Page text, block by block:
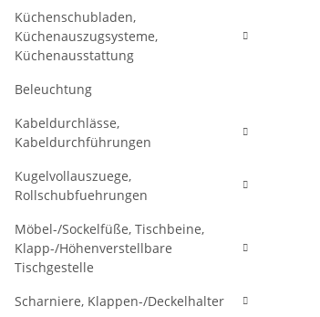
Küchenschubladen,
Küchenauszugsysteme,
Küchenausstattung
Beleuchtung
Kabeldurchlässe,
Kabeldurchführungen
Kugelvollauszuege,
Rollschubfuehrungen
Möbel-/Sockelfüße, Tischbeine,
Klapp-/Höhenverstellbare
Tischgestelle
Scharniere, Klappen-/Deckelhalter